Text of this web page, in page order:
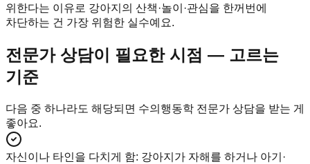
위한다는 이유로 강아지의 산책·놀이·관심을 한꺼번에
차단하는 건 가장 위험한 실수예요.
전문가 상담이 필요한 시점 — 고르는
기준
다음 중 하나라도 해당되면 수의행동학 전문가 상담을 받는 게
좋아요.
자신이나 타인을 다치게 함: 강아지가 자해를 하거나 아기·